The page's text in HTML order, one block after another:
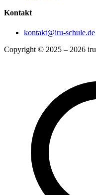
Kontakt
kontakt@iru-schule.de
Copyright © 2025 – 2026